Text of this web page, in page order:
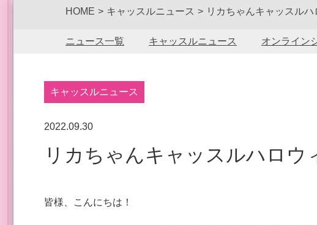
HOME キャッスルニュース リカちゃんキャッスル
ニュース一覧 キャッスルニュース オンライン
キャッスルニュース
2022.09.30
リカちゃんキャッスルハロ
皆様、こんにちは！